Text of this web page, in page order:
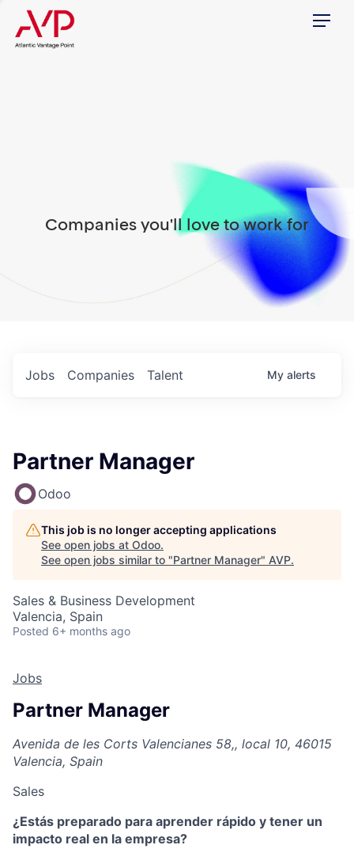
Menu
Companies you'll love to work for
Jobs Companies Talent My alerts
Partner Manager
Odoo
This job is no longer accepting applications
See open jobs at Odoo.
See open jobs similar to "Partner Manager" AVP.
Sales & Business Development
Valencia, Spain
Posted 6+ months ago
Jobs
Partner Manager
Avenida de les Corts Valencianes 58,, local 10, 46015
Valencia, Spain
Sales
¿Estás preparado para aprender rápido y tener un
impacto real en la empresa?